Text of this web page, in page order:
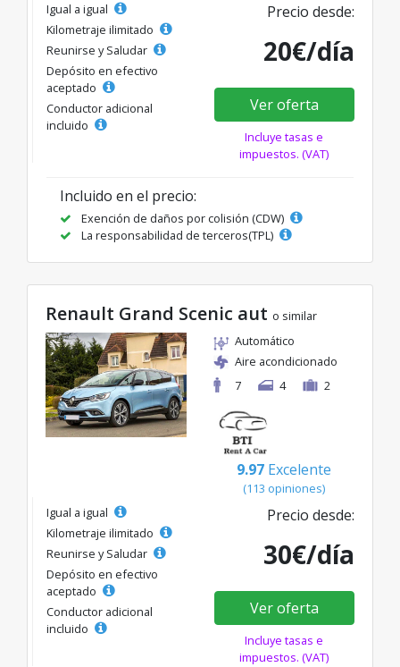
Igual a igual
Kilometraje ilimitado
Reunirse y Saludar
Depósito en efectivo
aceptado
Conductor adicional
incluido
Precio desde:
20€/día
Ver oferta
Incluye tasas e
impuestos. (VAT)
Incluido en el precio:
Exención de daños por colisión (CDW)
La responsabilidad de terceros(TPL)
Renault Grand Scenic aut o similar
Automático
Aire acondicionado
7
4 2
9.97 Excelente
(113 opiniones)
Igual a igual
Kilometraje ilimitado
Reunirse y Saludar
Depósito en efectivo
aceptado
Conductor adicional
incluido
Precio desde:
30€/día
Ver oferta
Incluye tasas e
impuestos. (VAT)